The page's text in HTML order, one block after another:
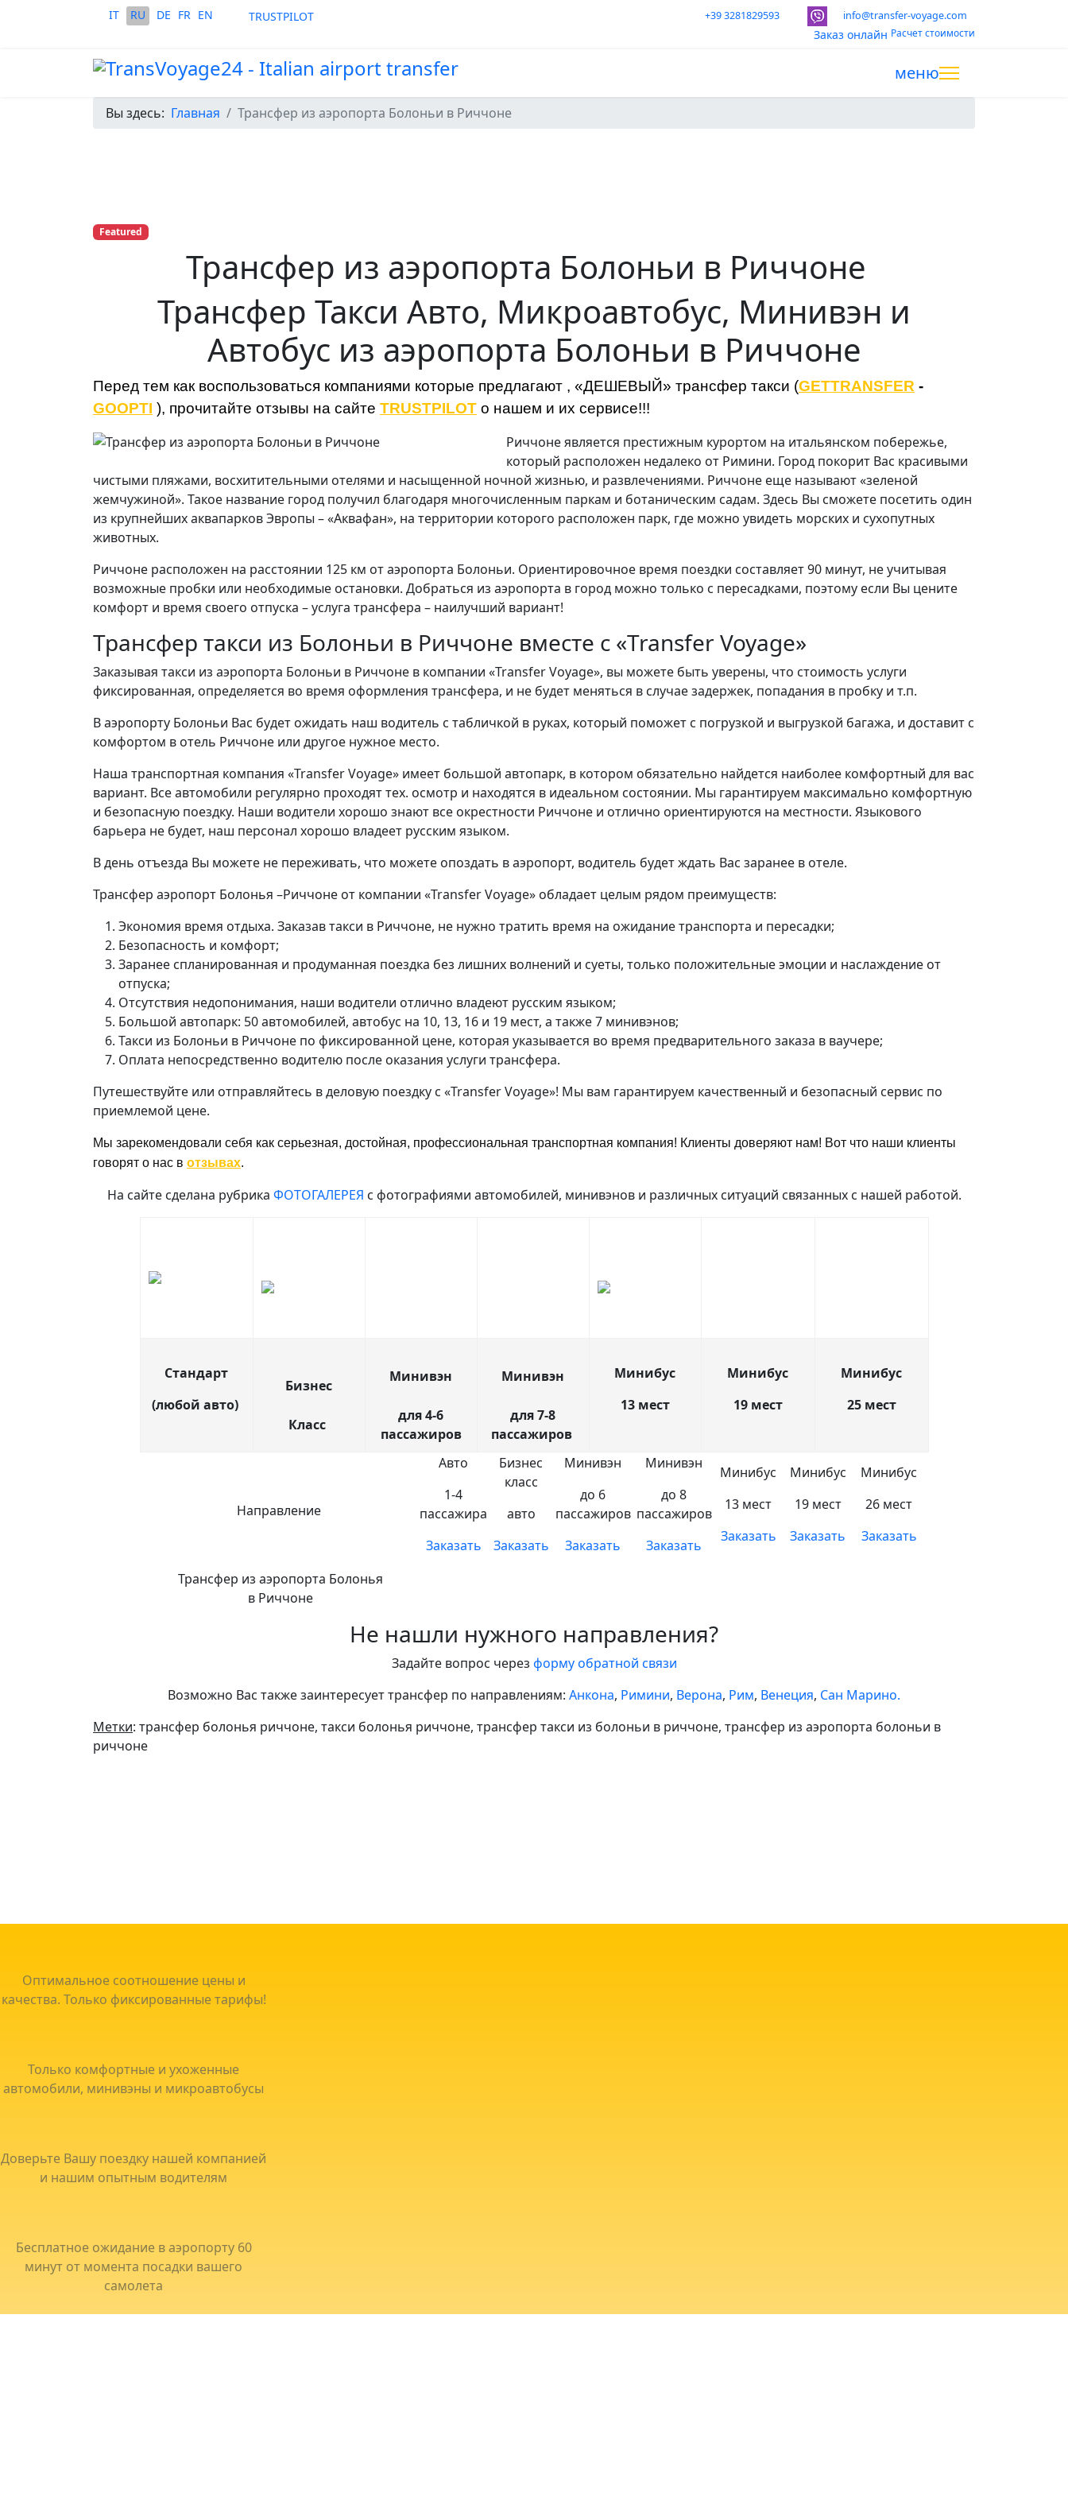
Выберите язык
IT RU DE FR EN TRUSTPILOT +39 3281829593 info@transfer-voyage.com
Заказ онлайн Расчет стоимости
меню
Вы здесь: Главная Трансфер из аэропорта Болоньи в Риччоне
Featured
Трансфер из аэропорта Болоньи в Риччоне
Трансфер Такси Авто, Микроавтобус, Минивэн и
Автобус из аэропорта Болоньи в Риччоне
Перед тем как воспользоваться компаниями которые предлагают , «ДЕШЕВЫЙ» трансфер такси (GETTRANSFER -
GOOPTI ), прочитайте отзывы на сайте TRUSTPILOT о нашем и их сервисе!!!
Риччоне является престижным курортом на итальянском побережье,
который расположен недалеко от Римини. Город покорит Вас красивыми
чистыми пляжами, восхитительными отелями и насыщенной ночной жизнью, и развлечениями. Риччоне еще называют «зеленой
жемчужиной». Такое название город получил благодаря многочисленным паркам и ботаническим садам. Здесь Вы сможете посетить один
из крупнейших аквапарков Эвропы – «Аквафан», на территории которого расположен парк, где можно увидеть морских и сухопутных
животных.
Риччоне расположен на расстоянии 125 км от аэропорта Болоньи. Ориентировочное время поездки составляет 90 минут, не учитывая
возможные пробки или необходимые остановки. Добраться из аэропорта в город можно только с пересадками, поэтому если Вы цените
комфорт и время своего отпуска – услуга трансфера – наилучший вариант!
Трансфер такси из Болоньи в Риччоне вместе с «Transfer Voyage»
Заказывая такси из аэропорта Болоньи в Риччоне в компании «Transfer Voyage», вы можете быть уверены, что стоимость услуги
фиксированная, определяется во время оформления трансфера, и не будет меняться в случае задержек, попадания в пробку и т.п.
В аэропорту Болоньи Вас будет ожидать наш водитель с табличкой в руках, который поможет с погрузкой и выгрузкой багажа, и доставит с
комфортом в отель Риччоне или другое нужное место.
Наша транспортная компания «Transfer Voyage» имеет большой автопарк, в котором обязательно найдется наиболее комфортный для вас
вариант. Все автомобили регулярно проходят тех. осмотр и находятся в идеальном состоянии. Мы гарантируем максимально комфортную
и безопасную поездку. Наши водители хорошо знают все окрестности Риччоне и отлично ориентируются на местности. Языкового
барьера не будет, наш персонал хорошо владеет русским языком.
В день отъезда Вы можете не переживать, что можете опоздать в аэропорт, водитель будет ждать Вас заранее в отеле.
Трансфер аэропорт Болонья –Риччоне от компании «Transfer Voyage» обладает целым рядом преимуществ:
Экономия время отдыха. Заказав такси в Риччоне, не нужно тратить время на ожидание транспорта и пересадки;
Безопасность и комфорт;
Заранее спланированная и продуманная поездка без лишних волнений и суеты, только положительные эмоции и наслаждение от
отпуска;
Отсутствия недопонимания, наши водители отлично владеют русским языком;
Большой автопарк: 50 автомобилей, автобус на 10, 13, 16 и 19 мест, а также 7 минивэнов;
Такси из Болоньи в Риччоне по фиксированной цене, которая указывается во время предварительного заказа в ваучере;
Оплата непосредственно водителю после оказания услуги трансфера.
Путешествуйте или отправляйтесь в деловую поездку с «Transfer Voyage»! Мы вам гарантируем качественный и безопасный сервис по
приемлемой цене.
Мы зарекомендовали себя как серьезная, достойная, профессиональная транспортная компания! Клиенты доверяют нам! Вот что наши клиенты
говорят о нас в отзывах.
На сайте сделана рубрика ФОТОГАЛЕРЕЯ с фотографиями автомобилей, минивэнов и различных ситуаций связанных с нашей работой.
Стандарт
(любой авто)
Бизнес
Класс
Минивэн
для 4-6
пассажиров
Минивэн
для7-8
пассажиров
Минибус
13 мест
Минибус
19 мест
Минибус
25 мест
Направление
Авто
1-4
пассажира
Заказать
Бизнес
класс
авто
Заказать
Минивэн
до 6
пассажиров
Заказать
Минивэн
до 8
пассажиров
Заказать
Минибус
13 мест
Заказать
Минибус
19 мест
Заказать
Минибус
26 мест
Заказать
Трансфер из аэропорта Болонья
в Риччоне
Не нашли нужного направления?
Задайте вопрос через форму обратной связи
Возможно Вас также заинтересует трансфер по направлениям: Анкона, Римини, Верона, Рим, Венеция, Сан Марино.
Метки: трансфер болонья риччоне, такси болонья риччоне, трансфер такси из болоньи в риччоне, трансфер из аэропорта болоньи в
риччоне
Оптимальное соотношение цены и
качества. Только фиксированные тарифы!
Только комфортные и ухоженные
автомобили, минивэны и микроавтобусы
Доверьте Вашу поездку нашей компанией
и нашим опытным водителям
Бесплатное ожидание в аэропорту 60
минут от момента посадки вашего
самолета